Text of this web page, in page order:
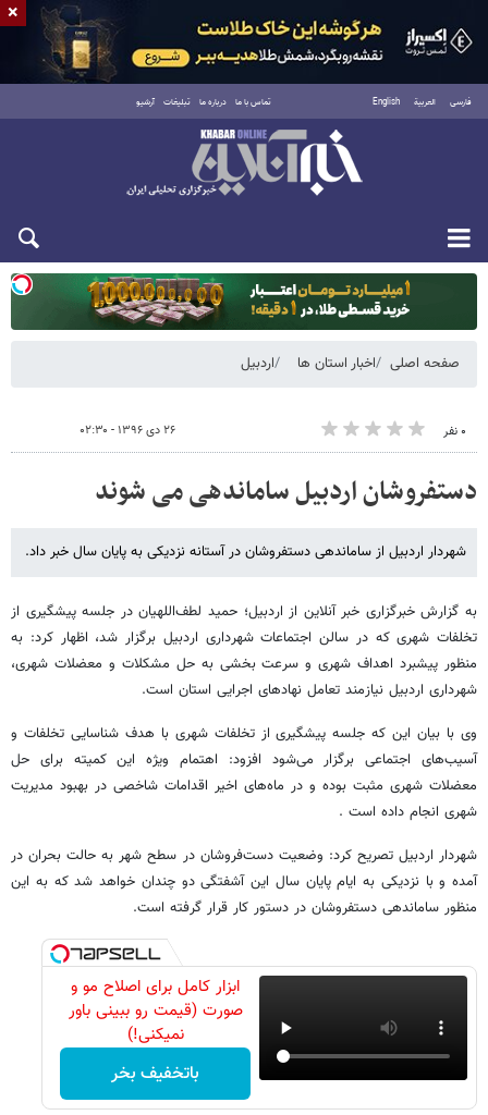
فارسی العربية English تماس با ما درباره ما تبلیغات آرشیو
یکشنبه ۱۸ مرداد ۱۴۰۵
صفحه اصلی اخبار استان ها اردبیل
۰ نفر ۲۶ دی ۱۳۹۶ - ۰۲:۳۰
دستفروشان اردبیل ساماندهی می شوند
شهردار اردبیل از ساماندهی دستفروشان در آستانه نزدیکی به پایان سال خبر داد.
به گزارش خبرگزاری خبر آنلاین از اردبیل؛ حمید لطف‌اللهیان در جلسه پیشگیری از
تخلفات شهری که در سالن اجتماعات شهرداری اردبیل برگزار شد، اظهار کرد: به
منظور پیشبرد اهداف شهری و سرعت بخشی به حل مشکلات و معضلات شهری،
شهرداری اردبیل نیازمند تعامل نهادهای اجرایی استان است.
وی با بیان این که جلسه پیشگیری از تخلفات شهری با هدف شناسایی تخلفات و
آسیب‌های اجتماعی برگزار می‌شود افزود: اهتمام ویژه این کمیته برای حل
معضلات شهری مثبت بوده و در ماه‌های اخیر اقدامات شاخصی در بهبود مدیریت
شهری انجام داده است .
شهردار اردبیل تصریح کرد: وضعیت دست‌فروشان در سطح شهر به حالت بحران در
آمده و با نزدیکی به ایام پایان سال این آشفتگی دو چندان خواهد شد که به این
منظور ساماندهی دستفروشان در دستور کار قرار گرفته است.
ابزار کامل برای اصلاح مو و
صورت (قیمت رو ببینی باور
نمیکنی!)
باتخفیف بخر
×